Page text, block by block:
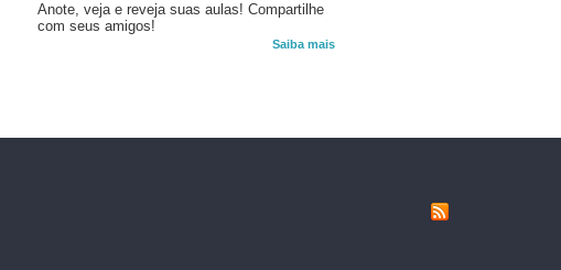
Anote, veja e reveja suas aulas! Compartilhe
com seus amigos!
Saiba mais